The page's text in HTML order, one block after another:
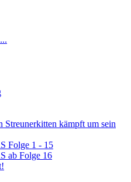
kämpft um sein
Folge 1 - 15
ab Folge 16